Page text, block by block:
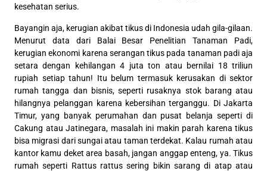
kesehatan serius.
Bayangin aja, kerugian akibat tikus di Indonesia udah gila-gilaan.
Menurut data dari Balai Besar Penelitian Tanaman Padi,
kerugian ekonomi karena serangan tikus pada tanaman padi aja
setara dengan kehilangan 4 juta ton atau bernilai 18 triliun
rupiah setiap tahun! Itu belum termasuk kerusakan di sektor
rumah tangga dan bisnis, seperti rusaknya stok barang atau
hilangnya pelanggan karena kebersihan terganggu. Di Jakarta
Timur, yang banyak perumahan dan pusat belanja seperti di
Cakung atau Jatinegara, masalah ini makin parah karena tikus
bisa migrasi dari sungai atau taman terdekat. Kalau rumah atau
kantor kamu deket area basah, jangan anggap enteng, ya. Tikus
rumah seperti Rattus rattus sering bikin sarang di atap atau